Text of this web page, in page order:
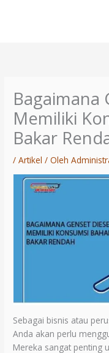
Bagaimana
Memiliki
Bakar
/Artikel / Oleh
Sebagai bisnis atau
Anda akan perlu
Mereka sangat penting